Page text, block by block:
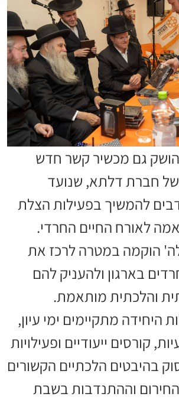
גם מכשיר קשר חדש
של חברת דלתא, שנועד
להמשיך בפעילות הצלת
לאורח החיים החרדי.
הוקמה במטרה לרכז את
בארגון ולהעניק להם
והלכתית מותאמת.
היחידה מתקיימים ימי עיון,
קורסים ייעודיים ופעילויות
בהיבטים הלכתיים הקשורים
וההתנדבות בשבת